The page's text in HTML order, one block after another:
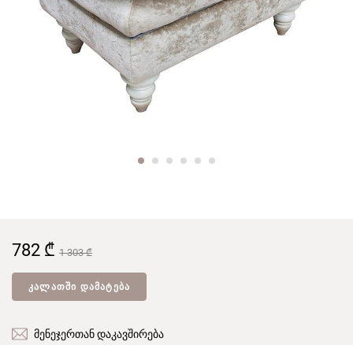
782 ₾ 1 303 ₾
ᲙᲐᲚᲐᲗᲨᲘ ᲓᲐᲛᲐᲢᲔᲑᲐ
მენეჯერთან დაკავშირება